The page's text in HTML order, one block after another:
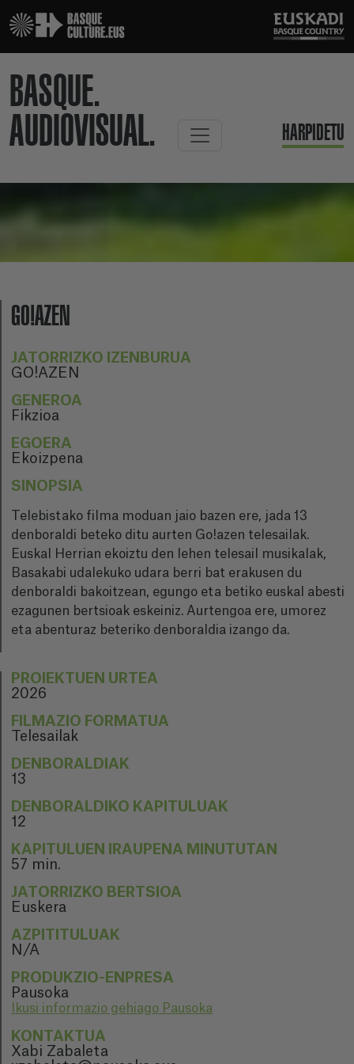
BASQUE.
AUDIOVISUAL.
HARPIDETU
GO!AZEN
JATORRIZKO IZENBURUA
GO!AZEN
GENEROA
Fikzioa
EGOERA
Ekoizpena
SINOPSIA
Telebistako filma moduan jaio bazen ere, jada 13
denboraldi beteko ditu aurten Go!azen telesailak.
Euskal Herrian ekoiztu den lehen telesail musikalak,
Basakabi udalekuko udara berri bat erakusen du
denboraldi bakoitzean, egungo eta betiko euskal abesti
ezagunen bertsioak eskeiniz. Aurtengoa ere, umorez
eta abenturaz beteriko denboraldia izango da.
PROIEKTUEN URTEA
2026
FILMAZIO FORMATUA
Telesailak
DENBORALDIAK
13
DENBORALDIKO KAPITULUAK
12
KAPITULUEN IRAUPENA MINUTUTAN
57 min.
JATORRIZKO BERTSIOA
Euskera
AZPITITULUAK
N/A
PRODUKZIO-ENPRESA
Pausoka
Ikusi informazio gehiago Pausoka
KONTAKTUA
Xabi Zabaleta